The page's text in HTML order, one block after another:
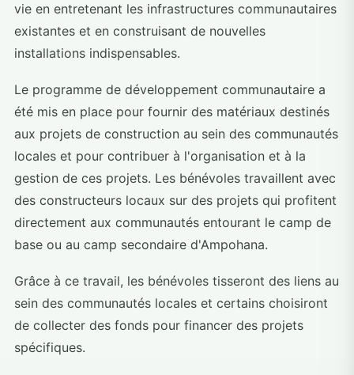
vie en entretenant les infrastructures communautaires
existantes et en construisant de nouvelles
installations indispensables.
Le programme de développement communautaire a
été mis en place pour fournir des matériaux destinés
aux projets de construction au sein des communautés
locales et pour contribuer à l'organisation et à la
gestion de ces projets. Les bénévoles travaillent avec
des constructeurs locaux sur des projets qui profitent
directement aux communautés entourant le camp de
base ou au camp secondaire d'Ampohana.
Grâce à ce travail, les bénévoles tisseront des liens au
sein des communautés locales et certains choisiront
de collecter des fonds pour financer des projets
spécifiques.